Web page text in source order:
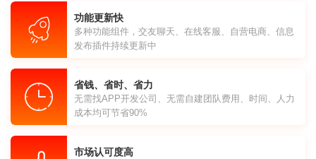
功能更新快
多种功能组件，交友聊天、在线客服、自营电商、信息
发布插件持续更新中
省钱、省时、省力
无需找APP开发公司、无需自建团队费用、时间、人力
成本均可节省90%
市场认可度高